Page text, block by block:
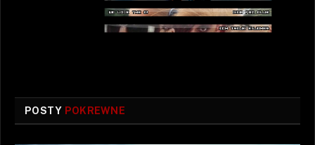
POSTY POKREWNE